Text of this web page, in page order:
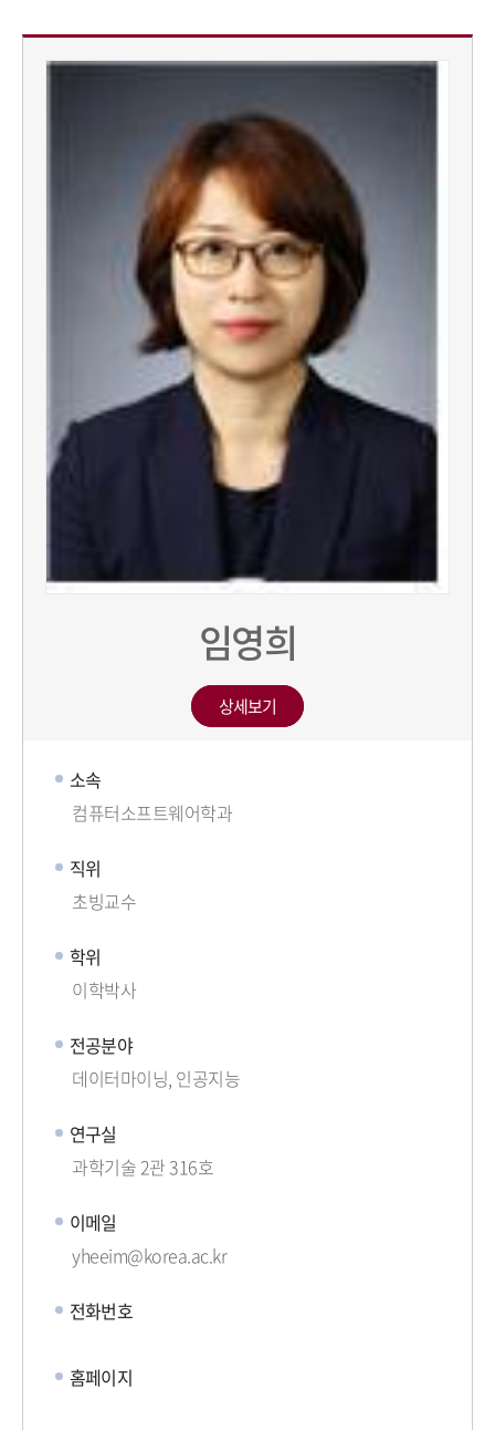
임영희
상세보기
소속
컴퓨터소프트웨어학과
직위
초빙교수
학위
이학박사
전공분야
데이터마이닝, 인공지능
연구실
과학기술 2관 316호
이메일
yheeim@korea.ac.kr
전화번호
홈페이지